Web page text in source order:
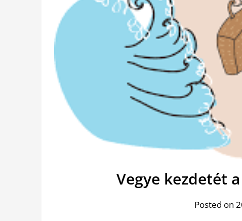
Vegye kezdetét
Posted on